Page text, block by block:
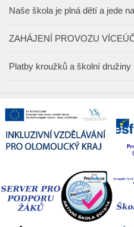
Naše škola je plná dětí a jede
ZAHÁJENÍ PROVOZU
Platby kroužků a školní